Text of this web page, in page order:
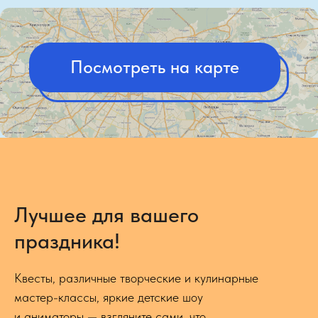
Лучшее для вашего
праздника!
Квесты, различные творческие и кулинарные
мастер-классы, яркие детские шоу